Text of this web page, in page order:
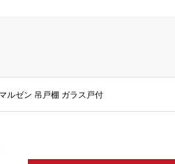
ルゼン 吊戸棚 ガラス戸付